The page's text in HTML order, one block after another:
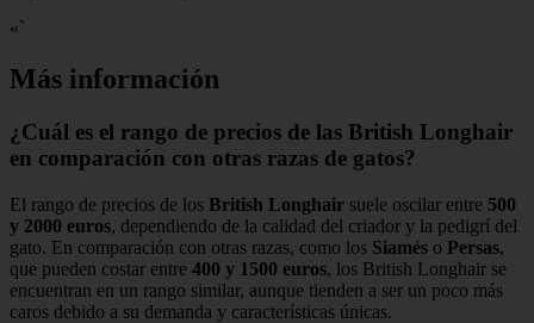
«`
Más información
¿Cuál es el rango de precios de las British Longhair
en comparación con otras razas de gatos?
El rango de precios de los British Longhair suele oscilar entre 500
y 2000 euros, dependiendo de la calidad del criador y la pedigrí del
gato. En comparación con otras razas, como los Siamés o Persas,
que pueden costar entre 400 y 1500 euros, los British Longhair se
encuentran en un rango similar, aunque tienden a ser un poco más
caros debido a su demanda y características únicas.